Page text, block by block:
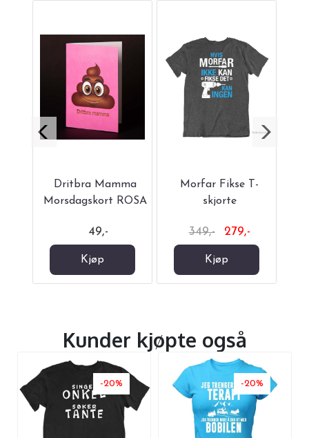
Dritbra Mamma
Morsdagskort ROSA
49,-
Kjøp
Morfar Fikse T-
skjorte
349,- 279,-
Kjøp
Kunder kjøpte også
-20% -20%